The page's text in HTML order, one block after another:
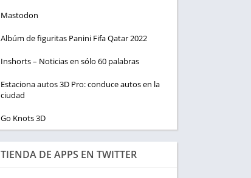
Mastodon
Albúm de figuritas Panini Fifa Qatar 2022
Inshorts – Noticias en sólo 60 palabras
Estaciona autos 3D Pro: conduce autos en la
ciudad
Go Knots 3D
TIENDA DE APPS EN TWITTER